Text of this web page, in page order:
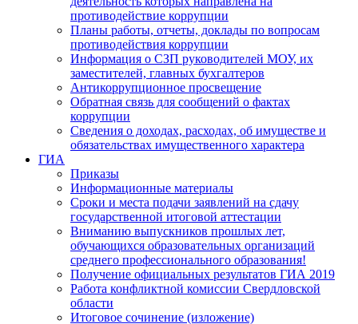
противодействие коррупции
Планы работы, отчеты, доклады по вопросам
противодействия коррупции
Информация о СЗП руководителей МОУ, их
заместителей, главных бухгалтеров
Антикоррупционное просвещение
Обратная связь для сообщений о фактах
коррупции
Сведения о доходах, расходах, об имуществе и
обязательствах имущественного характера
ГИА
Приказы
Информационные материалы
Сроки и места подачи заявлений на сдачу
государственной итоговой аттестации
Вниманию выпускников прошлых лет,
обучающихся образовательных организаций
среднего профессионального образования!
Получение официальных результатов ГИА 2019
Работа конфликтной комиссии Свердловской
области
Итоговое сочинение (изложение)